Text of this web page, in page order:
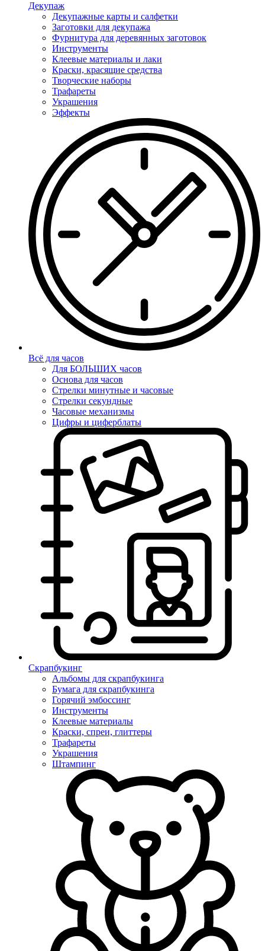
Декупаж
Декупажные карты и салфетки
Заготовки для декупажа
Фурнитура для деревянных заготовок
Инструменты
Клеевые материалы и лаки
Краски, красящие средства
Творческие наборы
Трафареты
Украшения
Эффекты
Всё для часов
Для БОЛЬШИХ часов
Основа для часов
Стрелки минутные и часовые
Стрелки секундные
Часовые механизмы
Цифры и циферблаты
Скрапбукинг
Альбомы для скрапбукинга
Бумага для скрапбукинга
Горячий эмбоссинг
Инструменты
Клеевые материалы
Краски, спреи, глиттеры
Трафареты
Украшения
Штампинг